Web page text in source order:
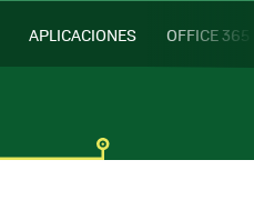
APLICACIONES OFFICE 365